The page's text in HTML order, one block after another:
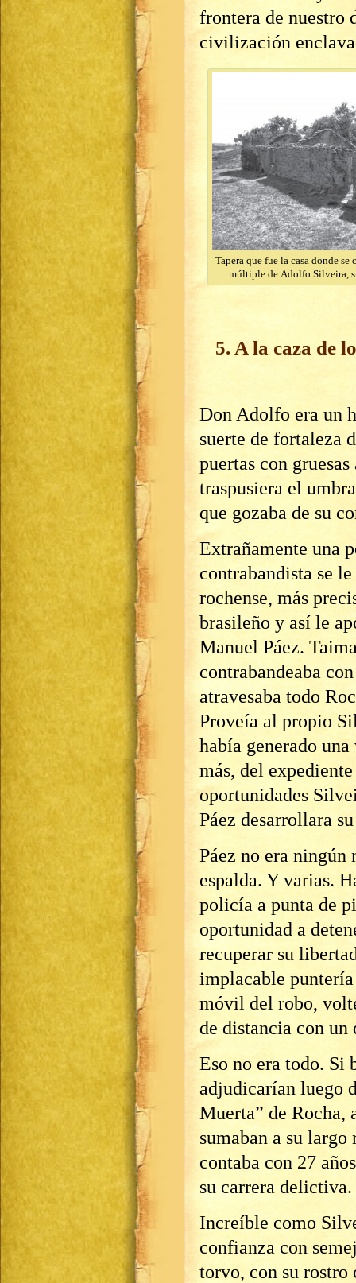
frontera de nuestro
civilización
Tapera que fue la casa donde
múltiple de Adolfo Silveira,
5. A la caza de
Don Adolfo era un
suerte de fortaleza
puertas con
traspusiera el
que gozaba de su
Extrañamente una
contrabandista se
rochense, más
brasileño y así le
Manuel Páez.
contrabandeaba
atravesaba todo
Proveía al propio
había generado
más, del
oportunidades
Páez desarrollara
Páez no era ningún
espalda. Y varias.
policía a punta de
oportunidad a
recuperar su
implacable
móvil del robo,
de distancia con un
Eso no era todo. Si
adjudicarían luego
Muerta” de Rocha,
sumaban a su
contaba con 27
su carrera delictiva.
Increíble como
confianza con
torvo, con su rostro